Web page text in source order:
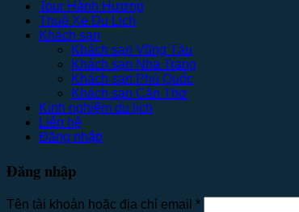
Tour Hành Hương
Thuê Xe Du Lịch
Khách sạn
Khách sạn Vũng Tàu
Khách sạn Nha Trang
Khách sạn Phú Quốc
Khách sạn Cần Thơ
Kinh nghiệm du lịch
Liên hệ
Đăng nhập
Đăng nhập
Tên tài khoản hoặc địa chỉ email *